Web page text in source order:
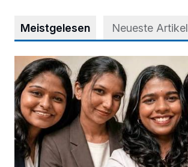
Meistgelesen Neueste Artikel
Nach Betrug: Azubis der Diakonie